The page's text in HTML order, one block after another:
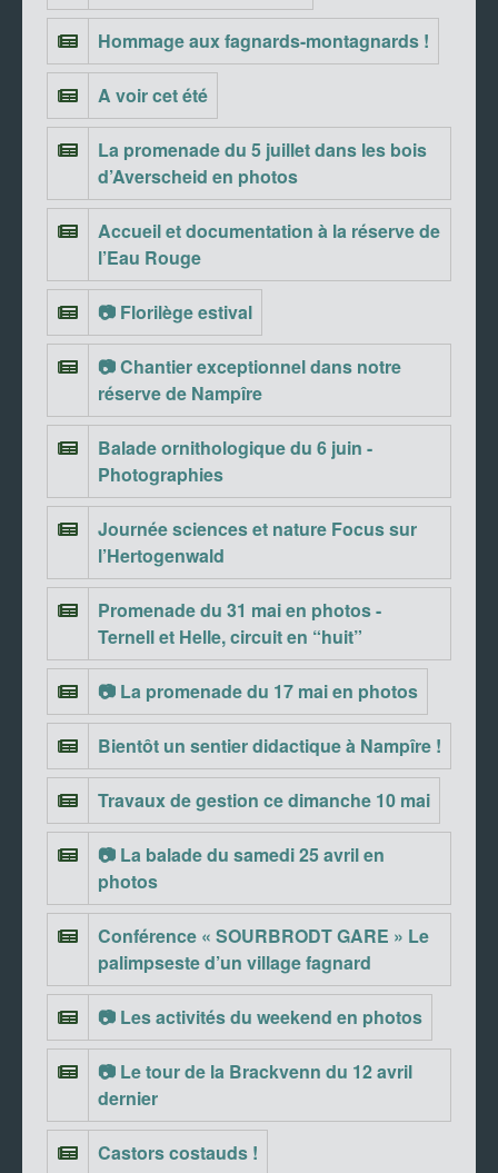
Hommage aux fagnards-montagnards !
A voir cet été
La promenade du 5 juillet dans les bois
d’Averscheid en photos
Accueil et documentation à la réserve de
l’Eau Rouge
📷 Florilège estival
📷 Chantier exceptionnel dans notre
réserve de Nampîre
Balade ornithologique du 6 juin -
Photographies
Journée sciences et nature Focus sur
l’Hertogenwald
Promenade du 31 mai en photos -
Ternell et Helle, circuit en “huit”
📷 La promenade du 17 mai en photos
Bientôt un sentier didactique à Nampîre !
Travaux de gestion ce dimanche 10 mai
📷 La balade du samedi 25 avril en
photos
Conférence « SOURBRODT GARE » Le
palimpseste d’un village fagnard
📷 Les activités du weekend en photos
📷 Le tour de la Brackvenn du 12 avril
dernier
Castors costauds !